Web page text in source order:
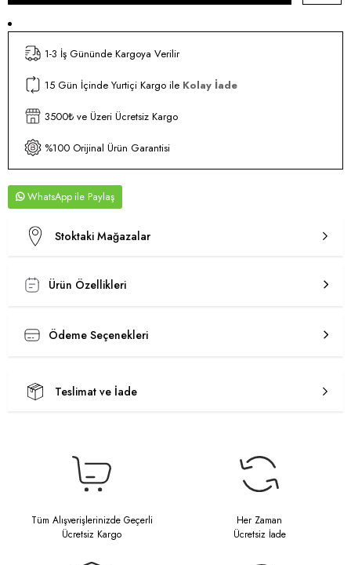
1-3 İş Gününde Kargoya Verilir
15 Gün İçinde Yurtiçi Kargo ile Kolay İade
3500₺ ve Üzeri Ücretsiz Kargo
%100 Orijinal Ürün Garantisi
WhatsApp
Stoktaki Mağazalar
Ürün Özellikleri
Ödeme Seçenekleri
Teslimat ve İade
Tüm Alışverişlerinizde Geçerli
Ücretsiz Kargo
Her Zaman
Ücretsiz İade